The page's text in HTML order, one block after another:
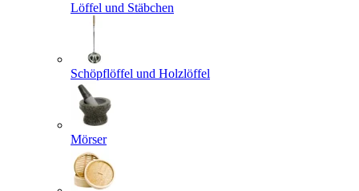
Löffel und Stäbchen
Schöpflöffel und Holzlöffel
Mörser